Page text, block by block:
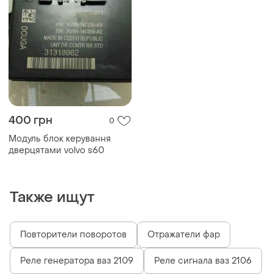
400 грн 0
Модуль блок керування
дверцятами volvo s60
Также ищут
Повторители поворотов Отражатели фар
Реле генератора ваз 2109 Реле сигнала ваз 2106